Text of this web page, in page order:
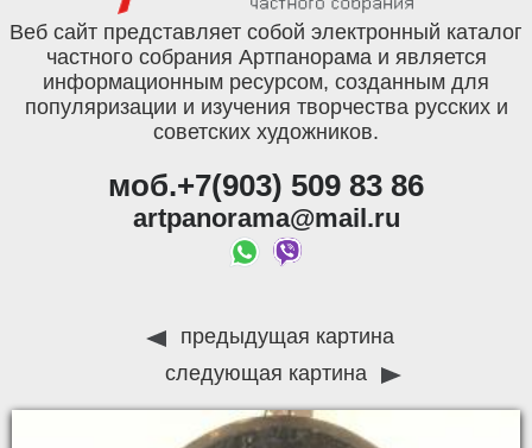
Веб сайт представляет собой электронный каталог
частного собрания Артпанорама и является
информационным ресурсом, созданным для
популяризации и изучения творчества русских и
советских художников.
моб.+7(903) 509 83 86
artpanorama@mail.ru
предыдущая картина
следующая картина